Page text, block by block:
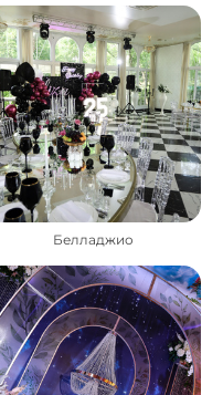
Белладжио